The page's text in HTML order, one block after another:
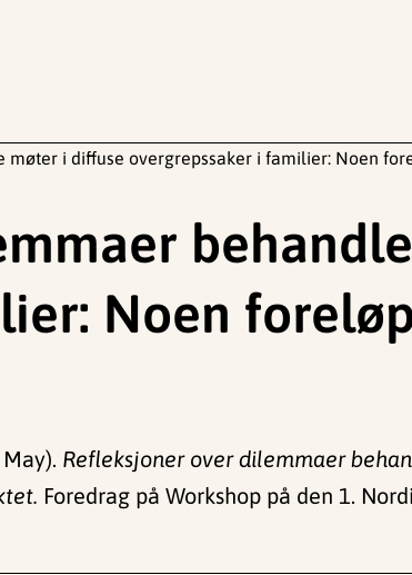
i diffuse overgrepssaker i familier: Noen
Noen
Refleksjoner over dilemmaer
Foredrag på Workshop på den 1.